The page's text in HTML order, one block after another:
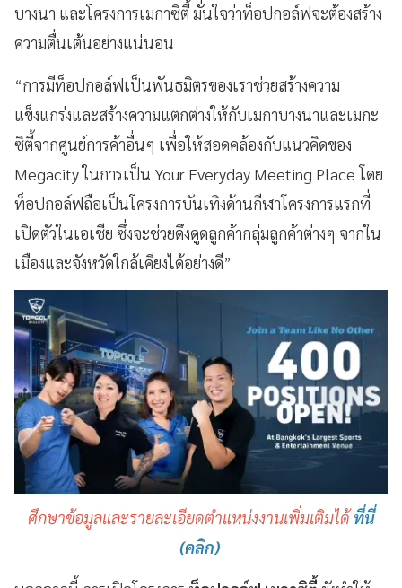
บางนา และโครงการเมกาซิตี้ มั่นใจว่าท็อปกอล์ฟจะต้องสร้าง
ความตื่นเต้นอย่างแน่นอน
“การมีท็อปกอล์ฟเป็นพันธมิตรของเราช่วยสร้างความ
แข็งแกร่งและสร้างความแตกต่างให้กับเมกาบางนาและเมกะ
ซิตี้จากศูนย์การค้าอื่นๆ เพื่อให้สอดคล้องกับแนวคิดของ
Megacity ในการเป็น Your Everyday Meeting Place โดย
ท็อปกอล์ฟถือเป็นโครงการบันเทิงด้านกีฬาโครงการแรกที่
เปิดตัวในเอเชีย ซึ่งจะช่วยดึงดูดลูกค้ากลุ่มลูกค้าต่างๆ จากใน
เมืองและจังหวัดใกล้เคียงได้อย่างดี”
ศึกษาข้อมูลและรายละเอียดตำแหน่งงานเพิ่มเติมได้ ที่นี่
(คลิก)